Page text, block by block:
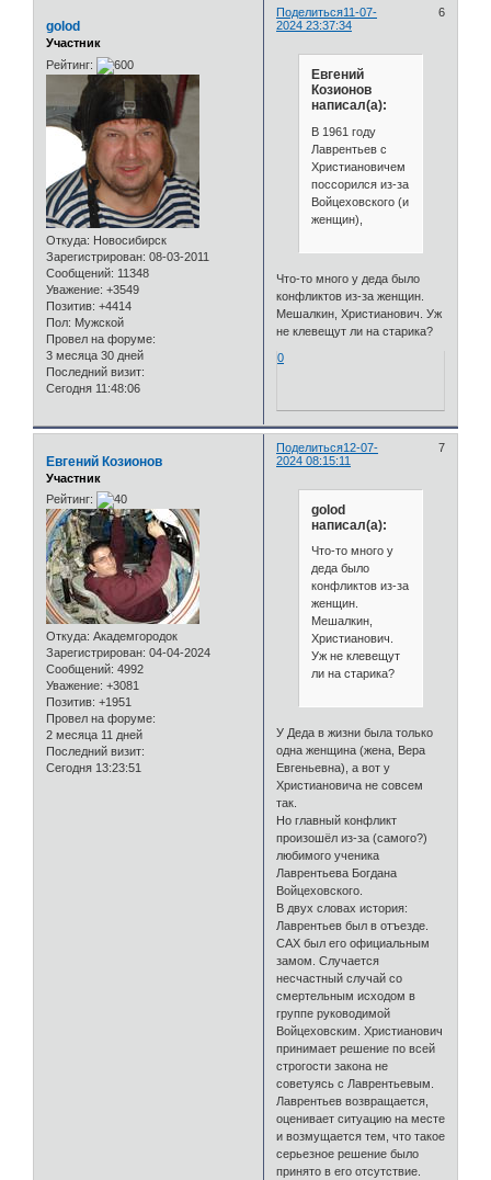
Поделиться 6
11-07-
2024 23:37:34
golod
Участник
Рейтинг:
Откуда: Новосибирск
Зарегистрирован: 08-03-2011
Сообщений: 11348
Уважение: +3549
Позитив: +4414
Пол: Мужской
Провел на форуме:
3 месяца 30 дней
Последний визит:
Сегодня 11:48:06
Евгений
Козионов
написал(а):
В 1961 году
Лаврентьев с
Христиановичем
поссорился из-за
Войцеховского (и
женщин),
Что-то много у деда было
конфликтов из-за женщин.
Мешалкин, Христианович. Уж
не клевещут ли на старика?
0
Поделиться 7
12-07-
2024 08:15:11
Евгений Козионов
Участник
Рейтинг:
Откуда: Академгородок
Зарегистрирован: 04-04-2024
Сообщений: 4992
Уважение: +3081
Позитив: +1951
Провел на форуме:
2 месяца 11 дней
Последний визит:
Сегодня 13:23:51
golod
написал(а):
Что-то много у
деда было
конфликтов из-за
женщин.
Мешалкин,
Христианович.
Уж не клевещут
ли на старика?
У Деда в жизни была только
одна женщина (жена, Вера
Евгеньевна), а вот у
Христиановича не совсем
так.
Но главный конфликт
произошёл из-за (самого?)
любимого ученика
Лаврентьева Богдана
Войцеховского.
В двух словах история:
Лаврентьев был в отъезде.
САХ был его официальным
замом. Случается
несчастный случай со
смертельным исходом в
группе руководимой
Войцеховским. Христианович
принимает решение по всей
строгости закона не
советуясь с Лаврентьевым.
Лаврентьев возвращается,
оценивает ситуацию на месте
и возмущается тем, что такое
серьезное решение было
принято в его отсутствие.